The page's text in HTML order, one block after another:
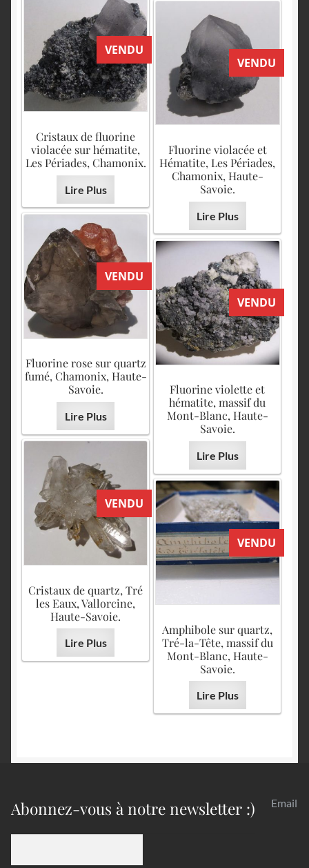
VENDU
Cristaux de fluorine
violacée sur hématite,
Les Périades, Chamonix.
Lire Plus
VENDU
Fluorine violacée et
Hématite, Les Périades,
Chamonix, Haute-
Savoie.
Lire Plus
VENDU
Fluorine rose sur quartz
fumé, Chamonix, Haute-
Savoie.
Lire Plus
VENDU
Fluorine violette et
hématite, massif du
Mont-Blanc, Haute-
Savoie.
Lire Plus
VENDU
Cristaux de quartz, Tré
les Eaux, Vallorcine,
Haute-Savoie.
Lire Plus
VENDU
Amphibole sur quartz,
Tré-la-Tête, massif du
Mont-Blanc, Haute-
Savoie.
Lire Plus
Abonnez-vous à notre newsletter :) Email